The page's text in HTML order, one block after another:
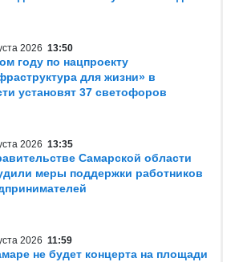
2026 13:50
году по нацпроекту
для жизни» в
установят 37 светофоров
2026 13:35
Самарской области
меры поддержки работников
2026 11:59
не будет концерта на площади